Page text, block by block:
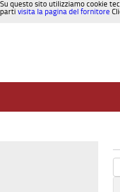
Su questo sito utilizziamo cookie
parti visita la pagina del fornitore